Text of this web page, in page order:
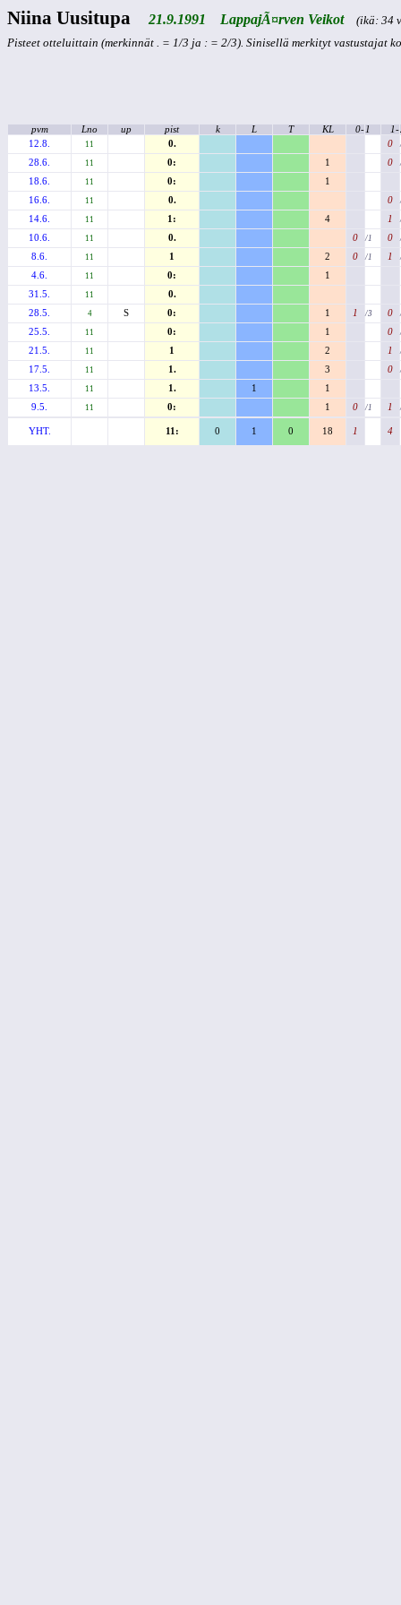
Niina Uusitupa21.9.1991 LappajÃ¤rven Veikot
(ikä: 34
Pisteet otteluittain (merkinnät . = 1/3 ja : = 2/3). Sinisellä merkityt vastustajat
pvm Lno up pist k L T KL 0-1 1-
12.8.
11 0. 0
28.6. 11 0: 1 0
18.6. 11 0:
1
16.6.
11 0. 0
14.6. 11 1: 4 1
10.6. 11 0. 0 /1 0
8.6. 11 1 2 0 /1 1
4.6. 11 0:
1
31.5.
11
0.
28.5.
4 S 0: 1 1 /3 0
25.5. 11 0: 1 0
21.5. 11 1 2 1
17.5. 11 1. 3 0
13.5. 11 1. 1
1
9.5.
11 0: 1 0 /1 1
YHT. 11: 0 1 0 18 1 4